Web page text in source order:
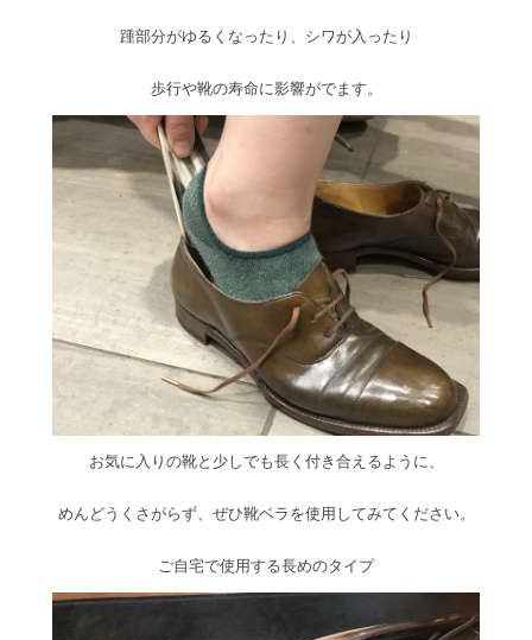
踵部分がゆるくなったり、シワが入ったり
歩行や靴の寿命に影響がでます。
お気に入りの靴と少しでも長く付き合えるように、
めんどうくさがらず、ぜひ靴ベラを使用してみてください。
ご自宅で使用する長めのタイプ